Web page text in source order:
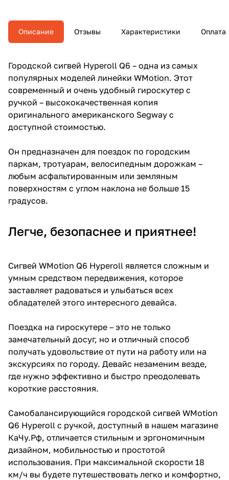
Описание Отзывы Характеристики Оплата
Городской сигвей Hyperoll Q6 – одна из самых
популярных моделей линейки WМotion. Этот
современный и очень удобный гироскутер с
ручкой – высококачественная копия
оригинального американского Segway с
доступной стоимостью.
Он предназначен для поездок по городским
паркам, тротуарам, велосипедным дорожкам –
любым асфальтированным или земляным
поверхностям с углом наклона не больше 15
градусов.
Легче, безопаснее и приятнее!
Сигвей WМotion Q6 Hyperoll является сложным и
умным средством передвижения, которое
заставляет радоваться и улыбаться всех
обладателей этого интересного девайса.
Поездка на гироскутере – это не только
замечательный досуг, но и отличный способ
получать удовольствие от пути на работу или на
экскурсиях по городу. Девайс незаменим везде,
где нужно эффективно и быстро преодолевать
короткие расстояния.
Самобалансирующийся городской сигвей WМotion
Q6 Hyperoll с ручкой, доступный в нашем магазине
КаЧу.Рф, отличается стильным и эргономичным
дизайном, мобильностью и простотой
использования. При максимальной скорости 18
км/ч вы будете путешествовать легко и комфортно,